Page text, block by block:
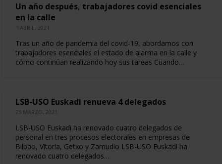
Un año después, trabajadores covid esenciales
en la calle
1 ABRIL, 2021
Tras un año de pandemia del covid-19, abordamos con
trabajadores esenciales el estado de alarma en la calle y
cómo continúan realizando hoy sus tareas Cuando…
LSB-USO Euskadi renueva 4 delegados
25 MARZO, 2021
LSB-USO Euskadi ha renovado cuatro delegados de
personal en tres procesos electorales en empresas de
Bilbao, Vitoria, Getxo y Zamudio LSB-USO Euskadi ha
renovado cuatro delegados…